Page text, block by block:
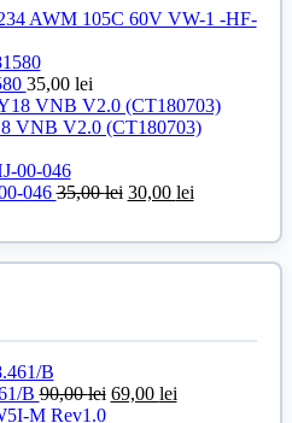
AWM 105C 60V VW-1 -HF-
35,00 lei
VNB V2.0 (CT180703)
04635,00lei Prețul
30,00 leiPrețul
B90,00lei Prețul
69,00 leiPrețul